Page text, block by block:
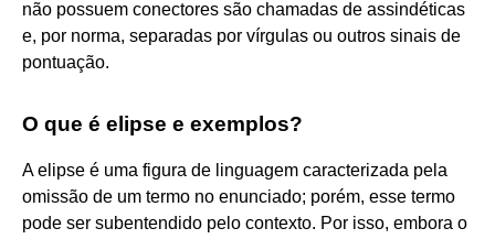
não possuem conectores são chamadas de assindéticas
e, por norma, separadas por vírgulas ou outros sinais de
pontuação.
O que é elipse e exemplos?
A elipse é uma figura de linguagem caracterizada pela
omissão de um termo no enunciado; porém, esse termo
pode ser subentendido pelo contexto. Por isso, embora o